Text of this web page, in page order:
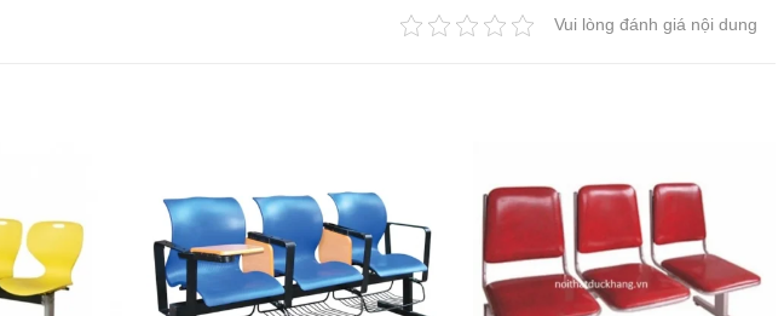
Vui lòng đánh giá nội dung